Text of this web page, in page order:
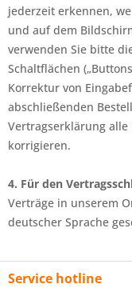
jederzeit erkennen,
und auf dem
verwenden Sie bitte
Schaltflächen
Korrektur von
abschließenden
Vertragserklärung
korrigieren.
4. Für den
Verträge in unserem
deutscher Sprache
Service hotline